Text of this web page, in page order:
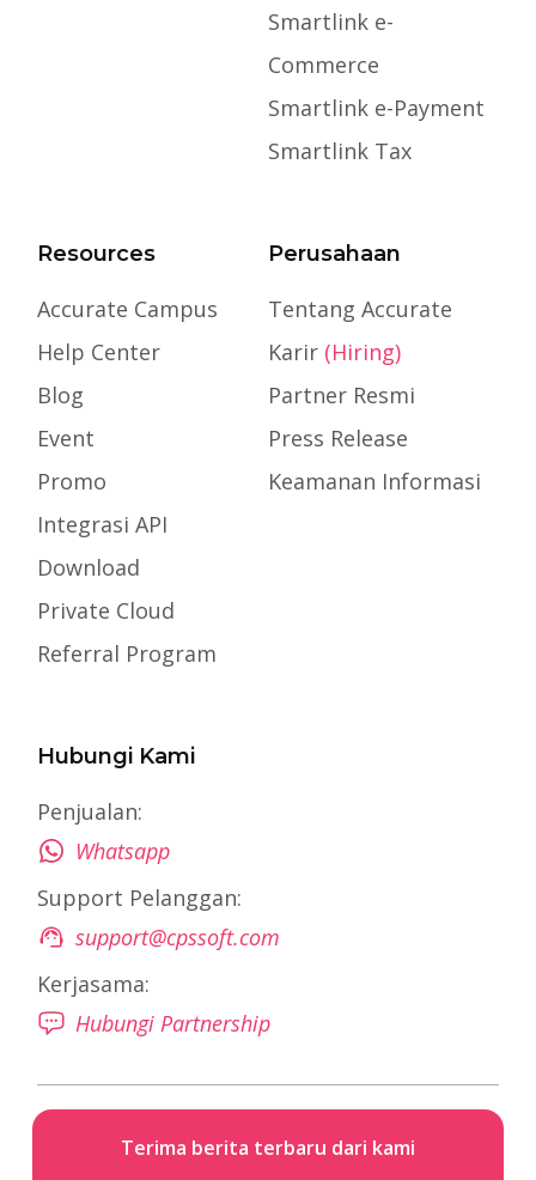
Smartlink e-
Commerce
Smartlink e-Payment
Smartlink Tax
Resources
Accurate Campus
Help Center
Blog
Event
Promo
Integrasi API
Download
Private Cloud
Referral Program
Perusahaan
Tentang Accurate
Karir (Hiring)
Partner Resmi
Press Release
Keamanan Informasi
Hubungi Kami
Penjualan:
Whatsapp
Support Pelanggan:
support@cpssoft.com
Kerjasama:
Hubungi Partnership
Terima berita terbaru dari kami